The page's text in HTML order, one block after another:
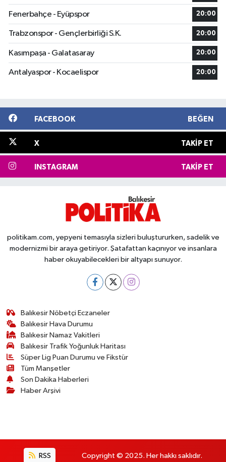
Fenerbahçe - Eyüpspor 20:00
Trabzonspor - Gençlerbirliği S.K. 20:00
Kasımpaşa - Galatasaray 20:00
Antalyaspor - Kocaelispor 20:00
FACEBOOK BEĞEN
X TAKIP ET
INSTAGRAM TAKIP ET
politikam.com, yepyeni temasıyla sizleri buluştururken, sadelik ve
modernizmi bir araya getiriyor. Şatafattan kaçınıyor ve insanlara
haber okuyabilecekleri bir altyapı sunuyor.
Balıkesir Nöbetçi Eczaneler
Balıkesir Hava Durumu
Balıkesir Namaz Vakitleri
Balıkesir Trafik Yoğunluk Haritası
Süper Lig Puan Durumu ve Fikstür
Tüm Manşetler
Son Dakika Haberleri
Haber Arşivi
RSS Copyright © 2025. Her hakkı saklıdır.